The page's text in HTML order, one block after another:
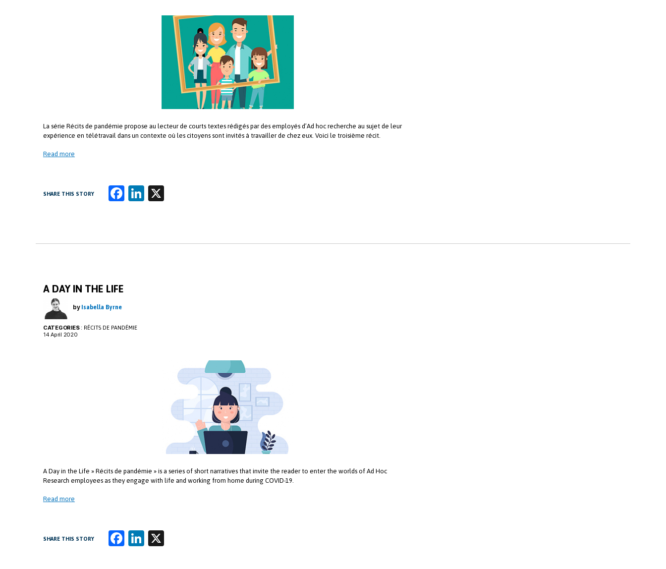
La série Récits de pandémie propose au lecteur de courts textes rédigés par des employés d’Ad hoc recherche au sujet de leur
expérience en télétravail dans un contexte où les citoyens sont invités à travailler de chez eux. Voici le troisième récit.
Read more
SHARE THIS STORY
Fa
o
Li
e
A DAY IN THE LIFE
by Isabella Byrne
CATEGORIES: RÉCITS DE PANDÉMIE
14 April 2020
A Day in the Life » Récits de pandémie » is a series of short narratives that invite the reader to enter the worlds of Ad Hoc
Research employees as they engage with life and working from home during COVID-19.
Read more
SHARE THIS STORY
Fa Li